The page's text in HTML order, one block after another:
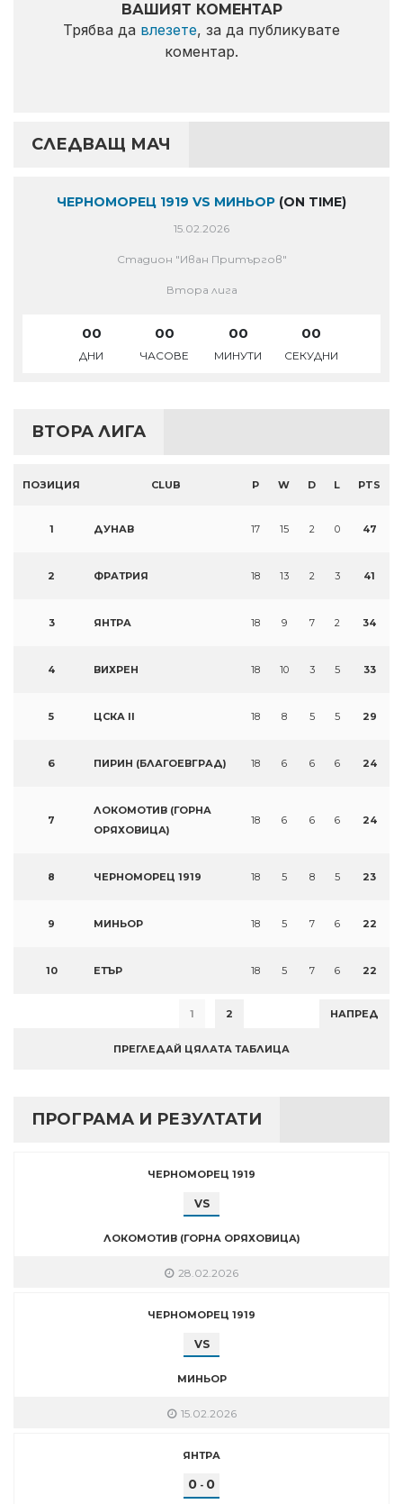
ВАШИЯТ КОМЕНТАР
Трябва да влезете, за да публикувате
коментар.
СЛЕДВАЩ МАЧ
ЧЕРНОМОРЕЦ 1919 VS МИНЬОР (ON TIME)
15.02.2026
Стадион "Иван Притъргов"
Втора лига
00
ДНИ
00
ЧАСОВЕ
00
МИНУТИ
00
СЕКУДНИ
ВТОРА ЛИГА
ПОЗИЦИЯ CLUB P W D L PTS
1 ДУНАВ 17 15 2 0 47
2 ФРАТРИЯ 18 13 2 3 41
3 ЯНТРА 18 9 7 2 34
4 ВИХРЕН 18 10 3 5 33
5 ЦСКА II 18 8 5 5 29
6 ПИРИН (БЛАГОЕВГРАД) 18 6 6 6 24
7
ЛОКОМОТИВ (ГОРНА
ОРЯХОВИЦА)
18 6 6 6 24
8 ЧЕРНОМОРЕЦ 1919 18 5 8 5 23
9 МИНЬОР 18 5 7 6 22
10 ЕТЪР 18 5 7 6 22
1 2 НАПРЕД
ПРЕГЛЕДАЙ ЦЯЛАТА ТАБЛИЦА
ПРОГРАМА И РЕЗУЛТАТИ
ЧЕРНОМОРЕЦ 1919
VS
ЛОКОМОТИВ (ГОРНА ОРЯХОВИЦА)
28.02.2026
ЧЕРНОМОРЕЦ 1919
VS
МИНЬОР
15.02.2026
ЯНТРА
0 - 0